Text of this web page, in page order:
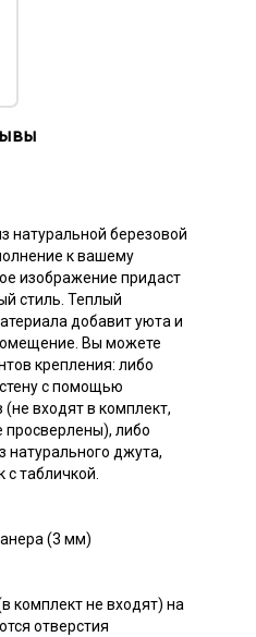
натуральной березовой
к вашему
изображение придаст
стиль. Теплый
добавит уюта и
Вы можете
крепления: либо
с помощью
входят в комплект,
просверлены), либо
натурального джута,
табличкой.
(3 мм)
комплект не входят) на
отверстия